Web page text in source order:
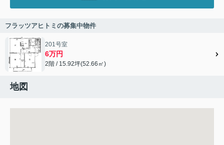
フラッツアヒトミの募集中物件
201号室
6万円
2階 / 15.92坪(52.66㎡)
地図